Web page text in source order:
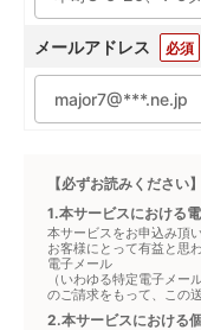
メールアドレス 必須
【必ずお読みください】
1.本サービスにおける
本サービスをお申込み頂
お客様にとって有益と思
電子メール
（いわゆる特定電子メー
のご請求をもって、この
2.本サービスにおける